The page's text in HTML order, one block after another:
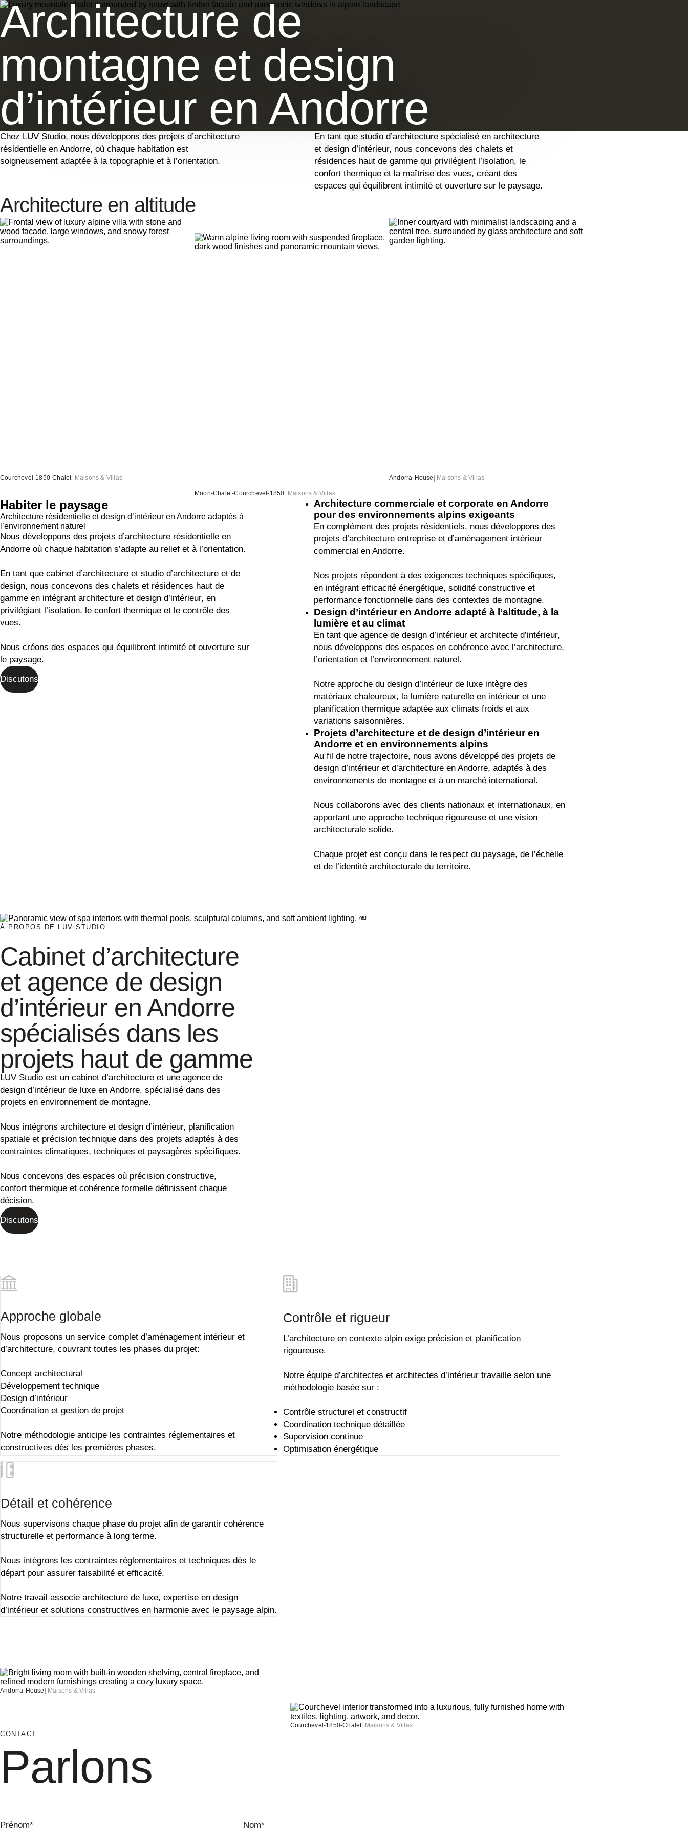
Architecture de
montagne et design
d’intérieur en Andorre
Chez LUV Studio, nous développons des projets d’architecture
résidentielle en Andorre, où chaque habitation est
soigneusement adaptée à la topographie et à l’orientation.
En tant que studio d’architecture spécialisé en architecture
et design d’intérieur, nous concevons des chalets et
résidences haut de gamme qui privilégient l’isolation, le
confort thermique et la maîtrise des vues, créant des
espaces qui équilibrent intimité et ouverture sur le paysage.
Architecture en altitude
Courchevel-1850-Chalet| Maisons & Villas
Moon-Chalet-Courchevel-1850 Maisons & Villas
Andorra-House Maisons & Villas
Habiter le paysage
Architecture résidentielle et design d’intérieur en Andorre adaptés à
l’environnement naturel
Nous développons des projets d’architecture résidentielle en
Andorre où chaque habitation s’adapte au relief et à l’orientation.
En tant que cabinet d’architecture et studio d’architecture et de
design, nous concevons des chalets et résidences haut de
gamme en intégrant architecture et design d’intérieur, en
privilégiant l’isolation, le confort thermique et le contrôle des
vues.
Nous créons des espaces qui équilibrent intimité et ouverture sur
le paysage.
Discutons
Architecture commerciale et corporate en Andorre
pour des environnements alpins exigeants
En complément des projets résidentiels, nous développons des
projets d’architecture entreprise et d’aménagement intérieur
commercial en Andorre.
Nos projets répondent à des exigences techniques spécifiques,
en intégrant efficacité énergétique, solidité constructive et
performance fonctionnelle dans des contextes de montagne.
Design d’intérieur en Andorre adapté à l’altitude, à la
lumière et au climat
En tant que agence de design d’intérieur et architecte d’intérieur,
nous développons des espaces en cohérence avec l’architecture,
l’orientation et l’environnement naturel.
Notre approche du design d’intérieur de luxe intègre des
matériaux chaleureux, la lumière naturelle en intérieur et une
planification thermique adaptée aux climats froids et aux
variations saisonnières.
Projets d’architecture et de design d’intérieur en
Andorre et en environnements alpins
Au fil de notre trajectoire, nous avons développé des projets de
design d’intérieur et d’architecture en Andorre, adaptés à des
environnements de montagne et à un marché international.
Nous collaborons avec des clients nationaux et internationaux, en
apportant une approche technique rigoureuse et une vision
architecturale solide.
Chaque projet est conçu dans le respect du paysage, de l’échelle
et de l’identité architecturale du territoire.
À PROPOS DE LUV STUDIO
Cabinet d’architecture
et agence de design
d’intérieur en Andorre
spécialisés dans les
projets haut de gamme
LUV Studio est un cabinet d’architecture et une agence de
design d’intérieur de luxe en Andorre, spécialisé dans des
projets en environnement de montagne.
Nous intégrons architecture et design d’intérieur, planification
spatiale et précision technique dans des projets adaptés à des
contraintes climatiques, techniques et paysagères spécifiques.
Nous concevons des espaces où précision constructive,
confort thermique et cohérence formelle définissent chaque
décision.
Discutons
Approche globale
Nous proposons un service complet d’aménagement intérieur et
d’architecture, couvrant toutes les phases du projet:
Concept architectural
Développement technique
Design d’intérieur
Coordination et gestion de projet
Notre méthodologie anticipe les contraintes réglementaires et
constructives dès les premières phases.
Contrôle et rigueur
L’architecture en contexte alpin exige précision et planification
rigoureuse.
Notre équipe d’architectes et architectes d’intérieur travaille selon une
méthodologie basée sur :
Contrôle structurel et constructif
Coordination technique détaillée
Supervision continue
Optimisation énergétique
Détail et cohérence
Nous supervisons chaque phase du projet afin de garantir cohérence
structurelle et performance à long terme.
Nous intégrons les contraintes réglementaires et techniques dès le
départ pour assurer faisabilité et efficacité.
Notre travail associe architecture de luxe, expertise en design
d’intérieur et solutions constructives en harmonie avec le paysage alpin.
Andorra-House Maisons & Villas
Courchevel-1850-Chalet| Maisons & Villas
CONTACT
Parlons
Prénom* Nom*